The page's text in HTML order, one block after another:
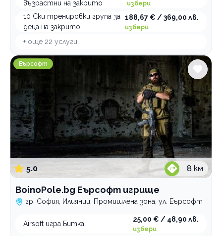
възрастни на закрито
избери
10 Ски тренировки група за
деца на закрито
188,67 € / 369,00 лв.
избери
+ още 22 услуги
BoinoPole.bg Еърсофт игрище
Еърсофт
5.0 8 км
BoinoPole.bg Еърсофт игрище
гр. София, Илиянци, Промишлена зона, ул. Еърсофт
Airsoft игра Битка
25,00 € / 48,90 лв.
избери